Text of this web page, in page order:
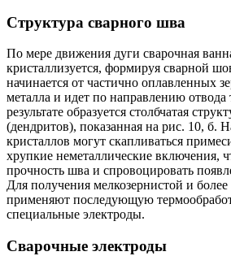
Структура сварного шва
По мере движения дуги сварочная
кристаллизуется, формируя сварной
начинается от частично оплавленных
металла и идет по направлению
результате образуется столбчатая
(дендритов), показанная на рис. 10, б.
кристаллов могут скапливаться
хрупкие неметаллические включения,
прочность шва и спровоцировать
Для получения мелкозернистой и
применяют последующую
специальные электроды.
Сварочные электроды